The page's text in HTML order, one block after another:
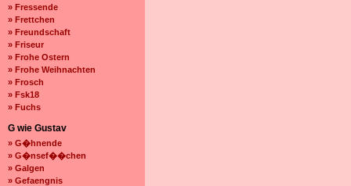
» Fressende
» Frettchen
» Freundschaft
» Friseur
» Frohe Ostern
» Frohe Weihnachten
» Frosch
» Fsk18
» Fuchs
G wie Gustav
» G�hnende
» G�nsef��chen
» Galgen
» Gefaengnis